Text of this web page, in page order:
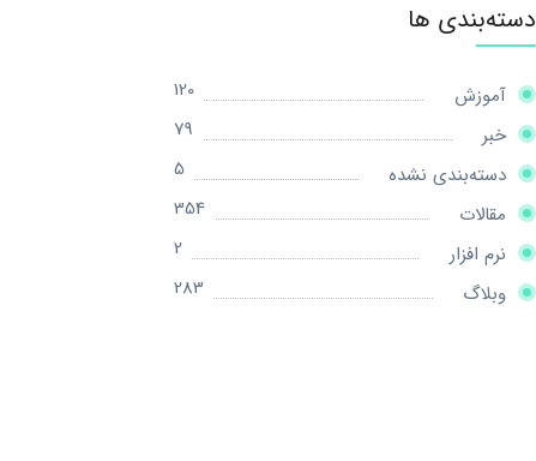
دسته‌بندی ها
آموزش
120
خبر
79
دسته‌بندی نشده
5
مقالات
354
نرم افزار
2
وبلاگ
283